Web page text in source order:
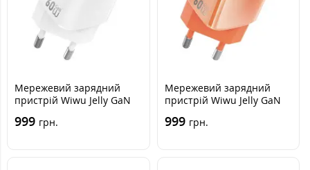
Мережевий зарядний
пристрій Wiwu Jelly GaN
999 грн.
Мережевий зарядний
пристрій Wiwu Jelly GaN
Помаранчевий
999 грн.